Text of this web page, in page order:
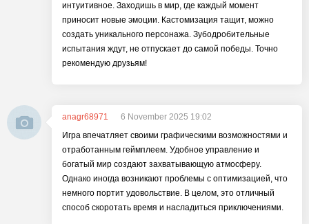
интуитивное. Заходишь в мир, где каждый момент
приносит новые эмоции. Кастомизация тащит, можно
создать уникального персонажа. Зубодробительные
испытания ждут, не отпускает до самой победы. Точно
рекомендую друзьям!
anagr68971
6 November 2025 19:02
Игра впечатляет своими графическими возможностями и
отработанным геймплеем. Удобное управление и
богатый мир создают захватывающую атмосферу.
Однако иногда возникают проблемы с оптимизацией, что
немного портит удовольствие. В целом, это отличный
способ скоротать время и насладиться приключениями.